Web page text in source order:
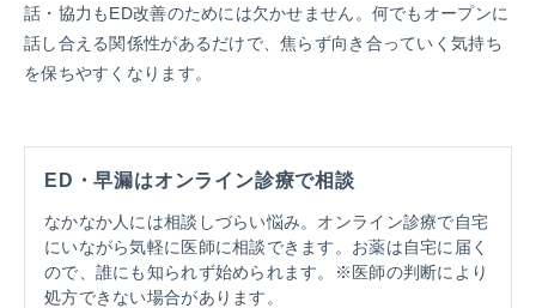
話・協力もED改善のためには欠かせません。何でもオープンに
話し合える関係性があるだけで、焦らず向き合っていく気持ち
を保ちやすくなります。
ED・早漏はオンライン診療で相談
なかなか人には相談しづらい悩み。オンライン診療で自宅
にいながら気軽に医師に相談できます。お薬は自宅に届く
ので、誰にも知られず始められます。※医師の判断により
処方できない場合があります。